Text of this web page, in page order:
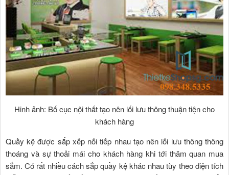
Hinh ảnh: Bố cục nội thất tạo nên lối lưu thông thuận tiện cho
khách hàng
Quầy kệ được sắp xếp nối tiếp nhau tạo nên lối lưu thông thông
thoáng và sự thoải mái cho khách hàng khi tới thăm quan mua
sắm. Có rất nhiều cách sắp quầy kệ khác nhau tùy theo diện tích